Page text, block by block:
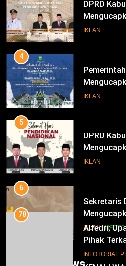
DPRD
IKLAN
4
IKLAN
5
DPRD
Pendidikan
IKLAN
6
Sekretaris
IKLAN
78
Alfedri;
Pihak
2024
INFOTORIAL